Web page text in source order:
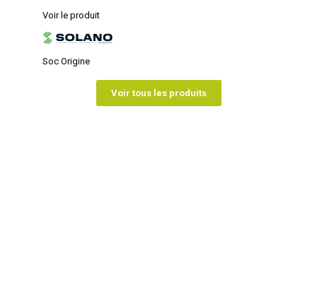
Voir le produit
Soc Origine
Voir tous les produits